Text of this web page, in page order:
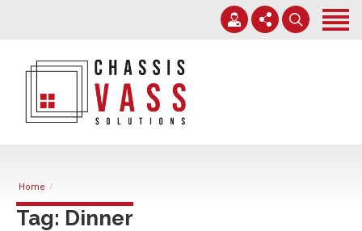
Nos chantiers
Expertise
+32 71 38 38 70
Home
Tag: Dinner